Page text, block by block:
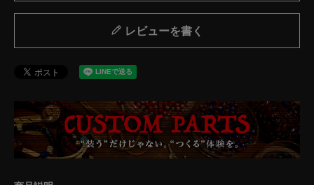
レビューを書く